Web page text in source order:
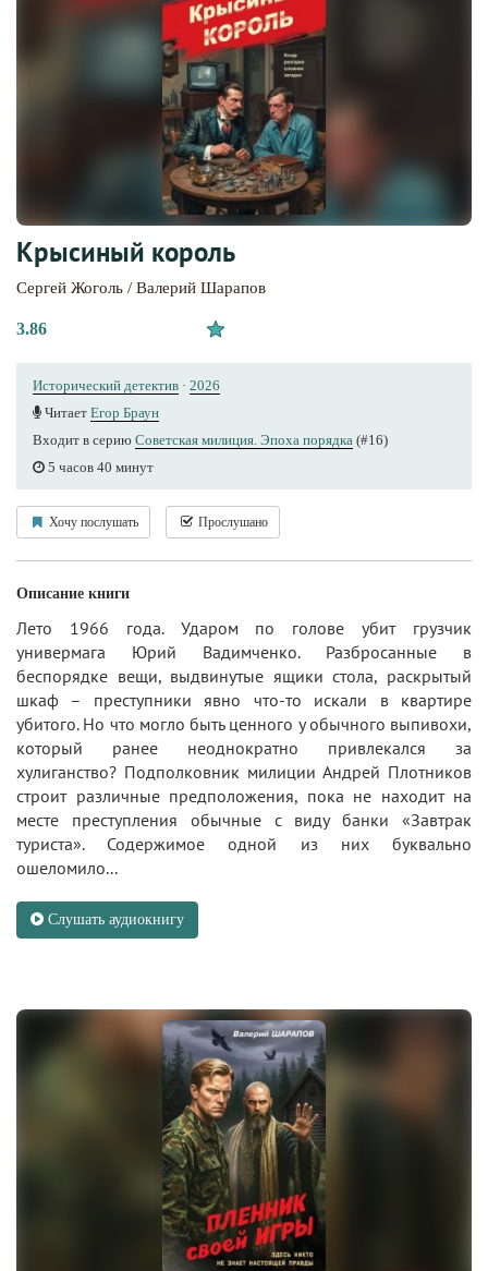
Крысиный король
Сергей Жоголь / Валерий Шарапов
3.86
Исторический детектив · 2026
Читает Егор Браун
Входит в серию Советская милиция. Эпоха порядка (#16)
5 часов 40 минут
Хочу послушать Прослушано
Описание книги
Лето 1966 года. Ударом по голове убит грузчик
универмага Юрий Вадимченко. Разбросанные в
беспорядке вещи, выдвинутые ящики стола, раскрытый
шкаф – преступники явно что-то искали в квартире
убитого. Но что могло быть ценного у обычного выпивохи,
который ранее неоднократно привлекался за
хулиганство? Подполковник милиции Андрей Плотников
строит различные предположения, пока не находит на
месте преступления обычные с виду банки «Завтрак
туриста». Содержимое одной из них буквально
ошеломило...
Слушать аудиокнигу